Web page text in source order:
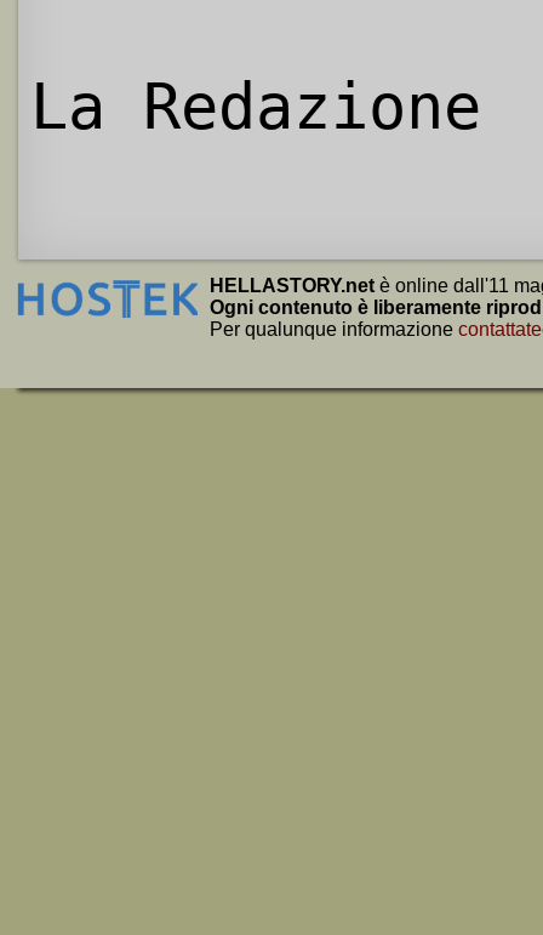
La Redazione
HELLASTORY.net è online dall'11
Ogni contenuto è liberamente
Per qualunque informazione